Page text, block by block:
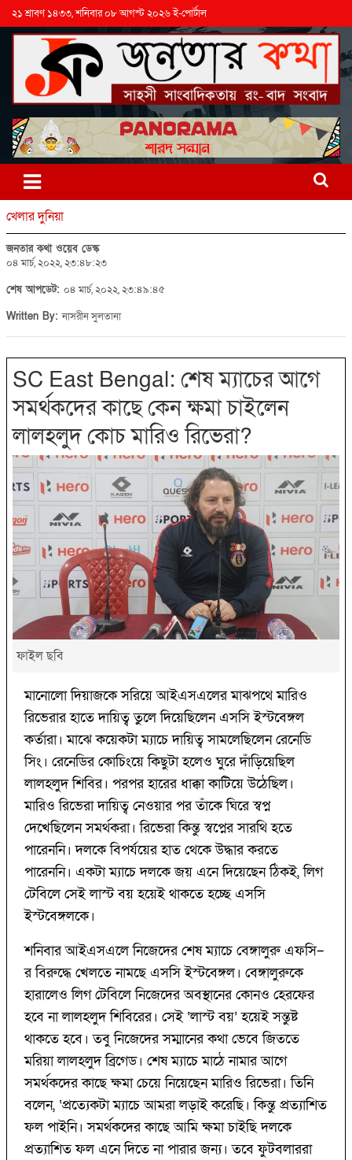
২১ শ্রাবণ ১৪৩৩, শনিবার ০৮ আগস্ট ২০২৬ ই-পোর্টাল
খেলার দুনিয়া
জনতার কথা ওয়েব ডেস্ক
০৪ মার্চ, ২০২২, ২৩:৪৮:২৩
শেষ আপডেট: ০৪ মার্চ, ২০২২, ২৩:৪৯:৪৫
Written By:নাসরীন সুলতানা
SC East Bengal: শেষ ম্যাচের আগে
সমর্থকদের কাছে কেন ক্ষমা চাইলেন
লালহলুদ কোচ মারিও রিভেরা?‌
ফাইল ছবি
মানোলো দিয়াজকে সরিয়ে আইএসএলের মাঝপথে মারিও
রিভেরার হাতে দায়িত্ব তুলে দিয়েছিলেন এসসি ইস্টবেঙ্গল
কর্তারা। মাঝে কয়েকটা ম্যাচে দায়িত্ব সামলেছিলেন রেনেডি
সিং। রেনেডির কোচিংয়ে কিছুটা হলেও ঘুরে দাঁড়িয়েছিল
লালহলুদ শিবির। পরপর হারের ধাক্কা কাটিয়ে উঠেছিল।
মারিও রিভেরা দায়িত্ব নেওয়ার পর তাঁকে ঘিরে স্বপ্ন
দেখেছিলেন সমর্থকরা। রিভেরা কিন্তু স্বপ্নের সারথি হতে
পারেননি। দলকে বিপর্যয়ের হাত থেকে উদ্ধার করতে
পারেননি। একটা ম্যাচে দলকে জয় এনে দিয়েছেন ঠিকই, লিগ
টেবিলে সেই লাস্ট বয় হয়েই থাকতে হচ্ছে এসসি
ইস্টবেঙ্গলকে।
শনিবার আইএসএলে নিজেদের শেষ ম্যাচে বেঙ্গালুরু এফসি–
র বিরুদ্ধে খেলতে নামছে এসসি ইস্টবেঙ্গল। বেঙ্গালুরুকে
হারালেও লিগ টেবিলে নিজেদের অবস্থানের কোনও হেরফের
হবে না লালহলুদ শিবিরের। সেই ‘‌লাস্ট বয়’‌ হয়েই সন্তুষ্ট
থাকতে হবে। তবু নিজেদের সম্মানের কথা ভেবে জিততে
মরিয়া লালহলুদ ব্রিগেড। শেষ ম্যাচে মাঠে নামার আগে
সমর্থকদের কাছে ক্ষমা চেয়ে নিয়েছেন মারিও রিভেরা। তিনি
বলেন, ‘‌প্রত্যেকটা ম্যাচে আমরা লড়াই করেছি। কিন্তু প্রত্যাশিত
ফল পাইনি। সমর্থকদের কাছে আমি ক্ষমা চাইছি দলকে
প্রত্যাশিত ফল এনে দিতে না পারার জন্য। তবে ফুটবলাররা